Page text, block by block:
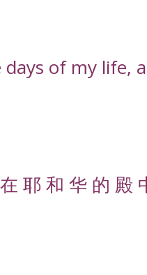
of my life,
耶 和 华 的 殿